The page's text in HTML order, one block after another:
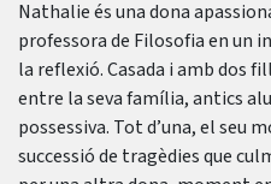
Nathalie és una dona
professora de Filosofia en un
la reflexió. Casada i amb dos
entre la seva família, antics
possessiva. Tot d’una, el seu
successió de tragèdies que